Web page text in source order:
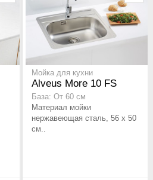
Мойка для кухни
Alveus More 10 FS
База: От 60 см
Материал мойки
нержавеющая сталь, 56 x 50
см..